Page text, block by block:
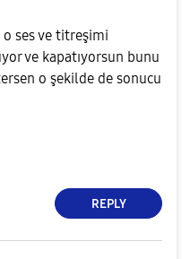
ses ve titreşimi
ve kapatıyorsun bunu
o şekilde de sonucu
REPLY